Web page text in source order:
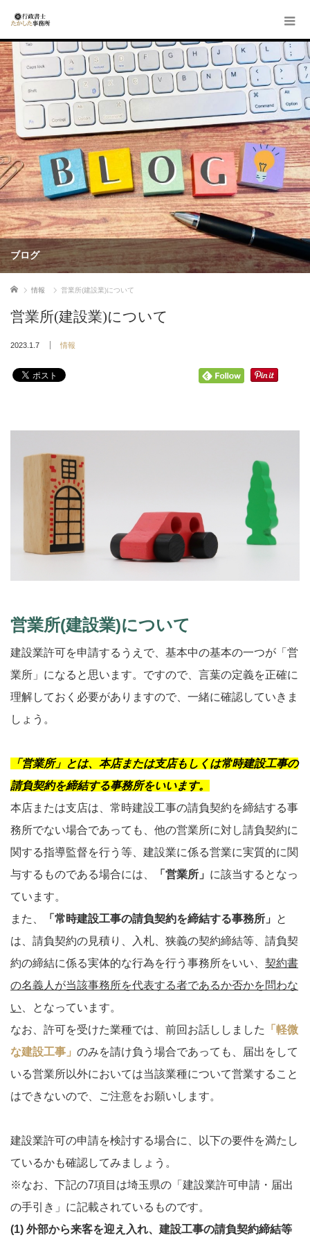
ブログ
ホーム 情報 営業所(建設業)について
営業所(建設業)について
2023.1.7 情報
営業所(建設業)について
建設業許可を申請するうえで、基本中の基本の一つが「営
業所」になると思います。ですので、言葉の定義を正確に
理解しておく必要がありますので、一緒に確認していきま
しょう。
「営業所」 とは、本店または支店もしくは常時建設工事の
請負契約を締結する事務所をいいます。
本店または支店は、常時建設工事の請負契約を締結する事
務所でない場合であっても、他の営業所に対し請負契約に
関する指導監督を行う等、建設業に係る営業に実質的に関
与するものである場合には、
「営業所」 に該当するとなっ
ています。
また、
「常時建設工事の請負契約を締結する事務所」
と
は、請負契約の見積り、入札、狭義の契約締結等、請負契
約の締結に係る実体的な行為を行う事務所をいい、 契約書
の名義人が当該事務所を代表する者であるか否かを問わな
い、となっています。
なお、許可を受けた業種では、前回お話ししました
「軽微
な建設工事」 のみを請け負う場合であっても、届出をして
いる営業所以外においては当該業種について営業すること
はできないので、ご注意をお願いします。
建設業許可の申請を検討する場合に、以下の要件を満たし
ているかも確認してみましょう。
※なお、下記の7項目は埼玉県の「建設業許可申請・届出
の手引き」に記載されているものです。
(1) 外部から来客を迎え入れ、建設工事の請負契約締結等